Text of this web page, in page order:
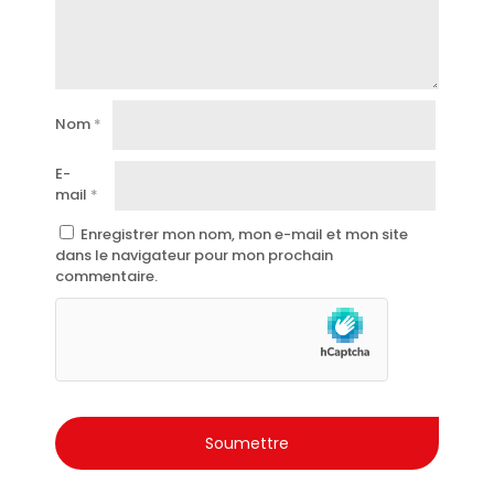
Nom *
E-
mail *
Enregistrer mon nom, mon e-mail et mon site
dans le navigateur pour mon prochain
commentaire.